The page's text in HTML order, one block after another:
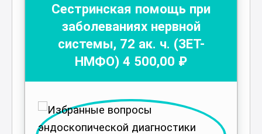
Сестринская помощь при
заболеваниях нервной
системы, 72 ак. ч. (ЗЕТ-
НМФО) 4 500,00 ₽